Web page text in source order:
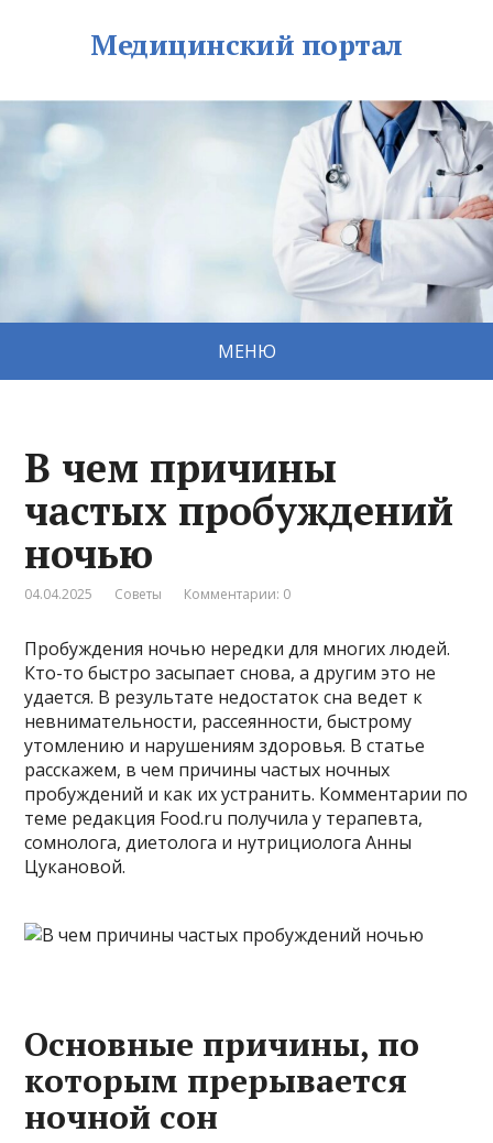
Медицинский портал
МЕНЮ
В чем причины
частых пробуждений
ночью
04.04.2025 Советы Комментарии: 0
Пробуждения ночью нередки для многих людей.
Кто-то быстро засыпает снова, а другим это не
удается. В результате недостаток сна ведет к
невнимательности, рассеянности, быстрому
утомлению и нарушениям здоровья. В статье
расскажем, в чем причины частых ночных
пробуждений и как их устранить. Комментарии по
теме редакция Food.ru получила у терапевта,
сомнолога, диетолога и нутрициолога Анны
Цукановой.
Основные причины, по
которым прерывается
ночной сон